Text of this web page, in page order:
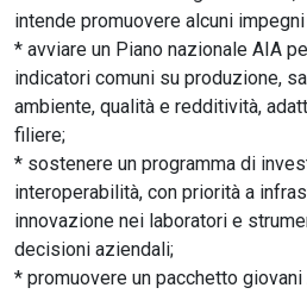
intende promuovere alcuni
* avviare un Piano nazionale AIA
indicatori comuni su produzione,
ambiente, qualità e redditività,
filiere;
* sostenere un programma di
interoperabilità, con priorità a
innovazione nei laboratori e
decisioni aziendali;
* promuovere un pacchetto